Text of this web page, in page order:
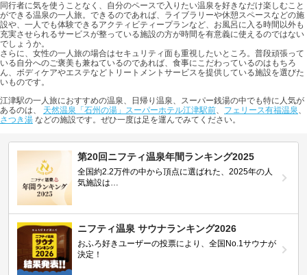
同行者に気を使うことなく、自分のペースで入りたい温泉を好きなだけ楽しむこと
ができる温泉の一人旅。できるのであれば、ライブラリーや休憩スペースなどの施
設や、一人でも体験できるアクティビティープランなど、お風呂に入る時間以外も
充実させられるサービスが整っている施設の方が時間を有意義に使えるのではない
でしょうか。
さらに、女性の一人旅の場合はセキュリティ面も重視したいところ。普段頑張って
いる自分へのご褒美も兼ねているのであれば、食事にこだわっているのはもちろ
ん、ボディケアやエステなどトリートメントサービスを提供している施設を選びた
いものです。
江津駅の一人旅におすすめの温泉、日帰り温泉、スーパー銭湯の中でも特に人気が
あるのは、 天然温泉「石州の湯」スーパーホテル江津駅前、 フェリース有福温泉、
さつき湯 などの施設です。ぜひ一度は足を運んでみてください。
第20回ニフティ温泉年間ランキング2025
全国約2.2万件の中から頂点に選ばれた、2025年の人
気施設は…
ニフティ温泉 サウナランキング2026
おふろ好きユーザーの投票により、全国No.1サウナが
決定！